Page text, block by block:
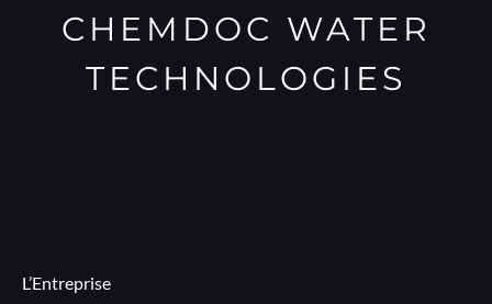
CHEMDOC WATER
TECHNOLOGIES
L’Entreprise